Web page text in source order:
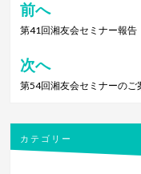
投
稿
ナ
ビ
ー
シ
前へ
第41回湘友会セミナー報告
次へ
第54回湘友会セミナーのご
カテゴリー